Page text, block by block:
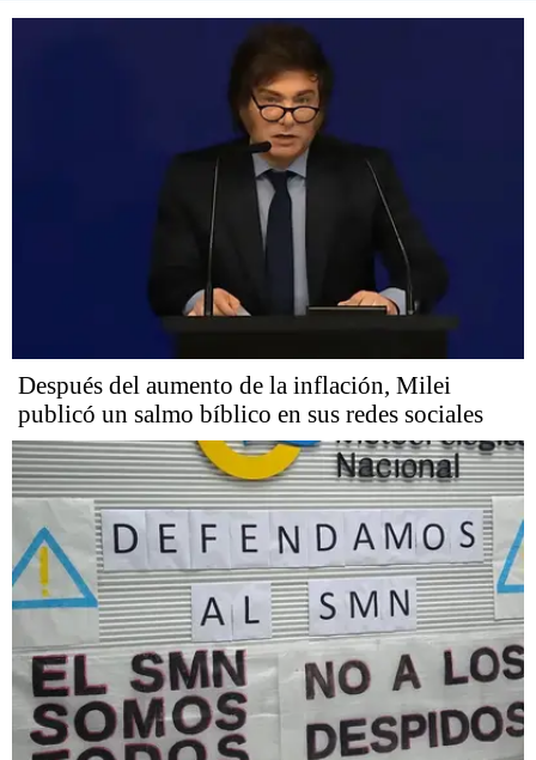
Después del aumento de la inflación, Milei
publicó un salmo bíblico en sus redes sociales